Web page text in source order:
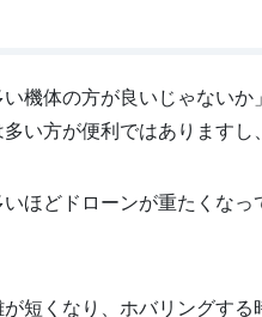
機体の方が良いじゃない
い方が便利ではありますし
ほどドローンが重たくな
短くなり、ホバリングす